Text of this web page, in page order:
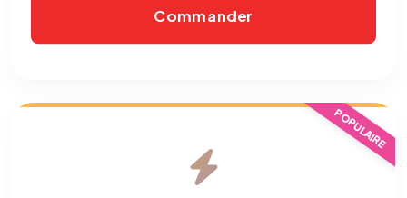
Commander
POPULAIRE